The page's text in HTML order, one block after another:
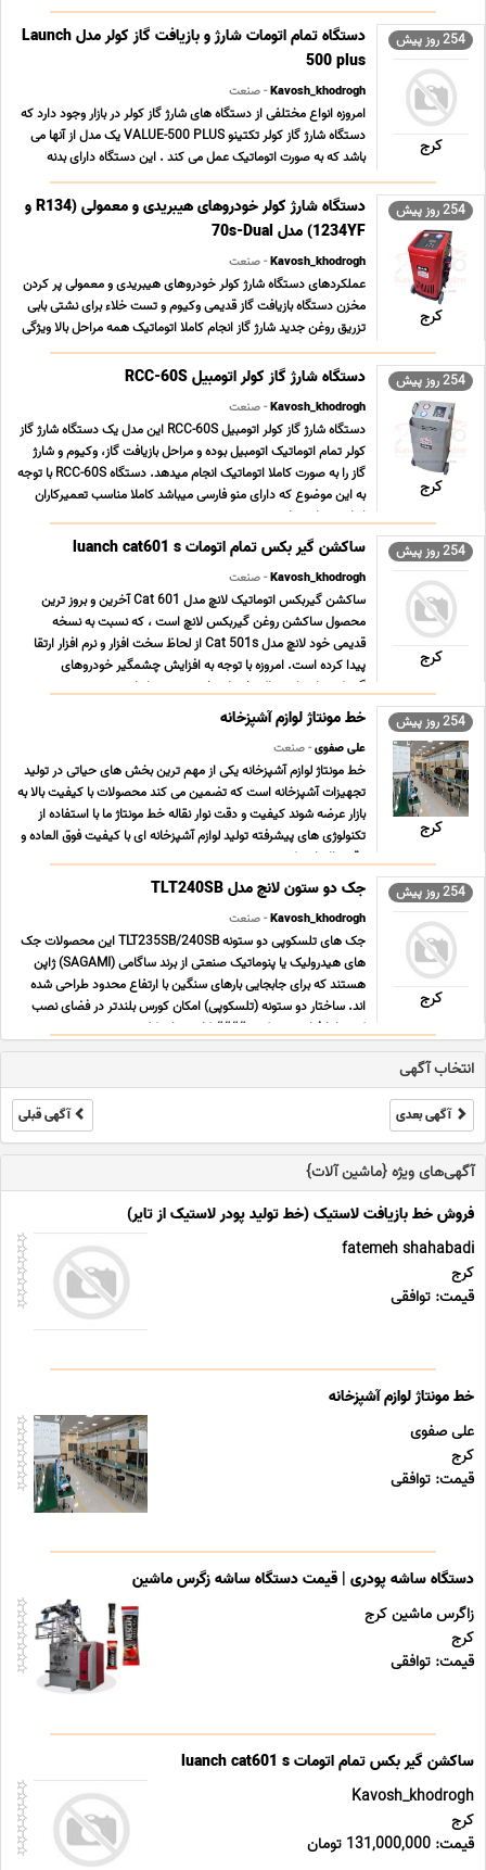
254 روز پیش
کرج
دستگاه تمام اتومات شارژ و بازیافت گاز کولر مدل Launch
500 plus
Kavosh_khodrogh- صنعت
امروزه انواع مختلفی از دستگاه های شارژ گاز کولر در بازار وجود دارد که
دستگاه شارژ گاز کولر تکتینو VALUE-500 PLUS یک مدل از آنها می
باشد که به صورت اتوماتیک عمل می کند . این دستگاه دارای بدنه
فایبرگلاس و ظاهری کاربر پسند می باشد و کلیه متعلقات آن از بهترین
کیفیت برخوردار است . دست ... ...
254 روز پیش
کرج
دستگاه شارژ کولر خودروهای هیبریدی و معمولی (R134 و
1234YF) مدل 70s-Dual
Kavosh_khodrogh- صنعت
عملکردهای دستگاه شارژ کولر خودروهای هیبریدی و معمولی پر کردن
مخزن دستگاه بازیافت گاز قدیمی وکیوم و تست خلاء برای نشتی بابی
تزریق روغن جدید شارژ گاز انجام کاملا اتوماتیک همه مراحل بالا ویژگی
های دستگاه شارژ گاز دو مخزن هیتر گرم کننده کپسول بدون دخالت
دست پایگاه داده خودروها به همر ... ...
254 روز پیش
کرج
دستگاه شارژ گاز کولر اتومبیل RCC-60S
Kavosh_khodrogh- صنعت
دستگاه شارژ گاز کولر اتومبیل RCC-60S این مدل یک دستگاه شارژ گاز
کولر تمام اتوماتیک اتومبیل بوده و مراحل بازیافت گاز، وکیوم و شارژ
گاز را به صورت کاملا اتوماتیک انجام میدهد. دستگاه RCC-60S با توجه
به این موضوع که دارای منو فارسی میباشد کاملا مناسب تعمیرکاران
ایرانی میباشد. این دست ... ...
254 روز پیش
کرج
ساکشن گیر بکس تمام اتومات luanch cat601 s
Kavosh_khodrogh- صنعت
ساکشن گیربکس اتوماتیک لانچ مدل Cat 601 آخرین و بروز ترین
محصول ساکشن روغن گیربکس لانچ است ، که نسبت به نسخه
قدیمی خود لانچ مدل Cat 501s از لحاظ سخت افزار و نرم افزار ارتقا
پیدا کرده است. امروزه با توجه به افزایش چشمگیر خودروهای
گیربکس اتومات مراکز خدمات خودرویی به ناچار مجبور به ... ...
254 روز پیش
کرج
خط مونتاژ لوازم آشپزخانه
علی صفوی- صنعت
خط مونتاژ لوازم آشپزخانه یکی از مهم ترین بخش های حیاتی در تولید
تجهیزات آشپزخانه است که تضمین می کند محصولات با کیفیت بالا به
بازار عرضه شوند کیفیت و دقت نوار نقاله خط مونتاژ ما با استفاده از
تکنولوژی های پیشرفته تولید لوازم آشپزخانه ای با کیفیت فوق العاده و
دقت بالا را ممکن می ... ...
254 روز پیش
کرج
جک دو ستون لانچ مدل TLT240SB
Kavosh_khodrogh- صنعت
جک های تلسکوپی دو ستونه TLT235SB/240SB این محصولات جک
های هیدرولیک یا پنوماتیک صنعتی از برند ساگامی (SAGAMI) ژاپن
هستند که برای جابجایی بارهای سنگین با ارتفاع محدود طراحی شده
اند. ساختار دو ستونه (تلسکوپی) امکان کورس بلندتر در فضای نصب
کم جا را فراهم می کند. #### کاربردهای کلیدی ... ...
انتخاب آگهی
آگهی بعدی آگهی قبلی
آگهی‌های ویژه {ماشین آلات}
فروش خط بازیافت لاستیک (خط تولید پودر لاستیک از تایر)
fatemeh shahabadi
کرج
قیمت: توافقی
خط مونتاژ لوازم آشپزخانه
علی صفوی
کرج
قیمت: توافقی
دستگاه ساشه پودری | قیمت دستگاه ساشه زگرس ماشین
زاگرس ماشین کرج
کرج
قیمت: توافقی
ساکشن گیر بکس تمام اتومات luanch cat601 s
Kavosh_khodrogh
کرج
قیمت: 131,000,000 تومان